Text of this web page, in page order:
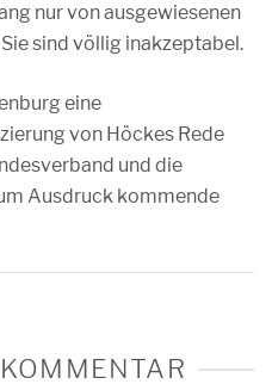
nur von ausgewiesenen
sind völlig inakzeptabel.
eine
von Höckes Rede
und die
Ausdruck kommende